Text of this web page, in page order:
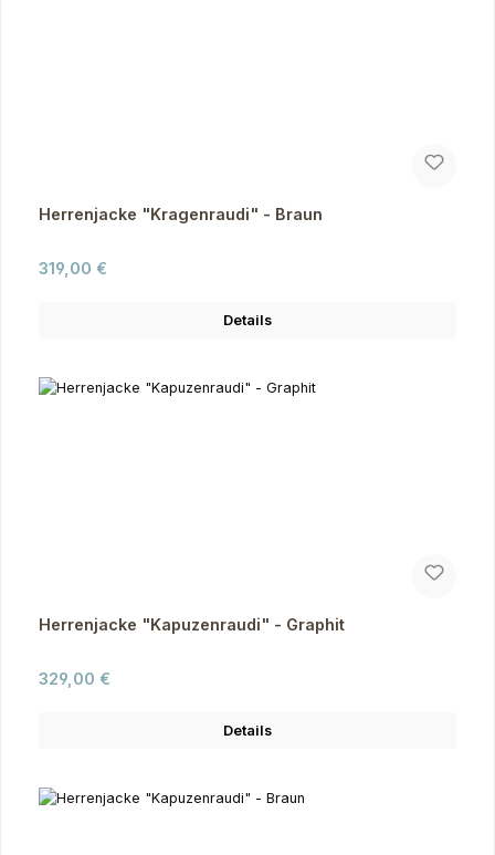
Herrenjacke "Kragenraudi" - Braun
Regulärer Preis:
319,00 €
Details
Herrenjacke "Kapuzenraudi" - Graphit
Regulärer Preis:
329,00 €
Details